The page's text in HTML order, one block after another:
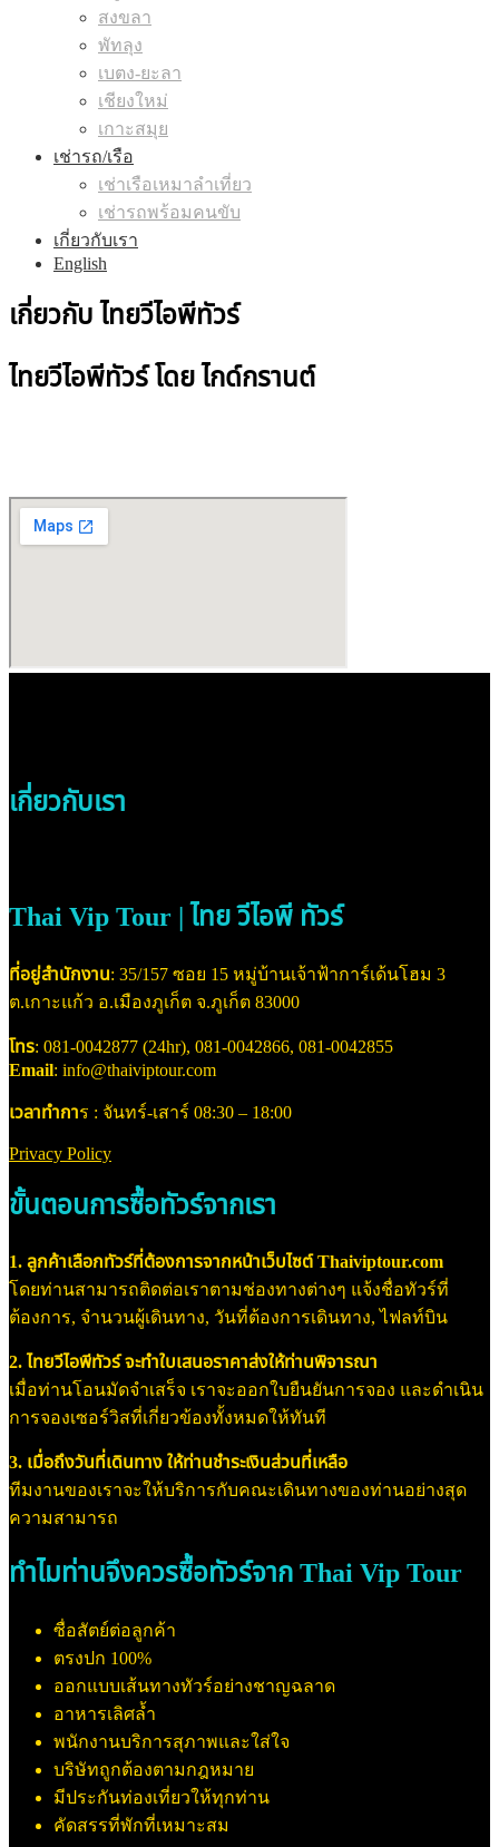
สงขลา
พัทลุง
เบตง-ยะลา
เชียงใหม่
เกาะสมุย
เช่ารถ/เรือ
เช่าเรือเหมาลำเที่ยว
เช่ารถพร้อมคนขับ
เกี่ยวกับเรา
English
เกี่ยวกับ ไทยวีไอพีทัวร์
ไทยวีไอพีทัวร์ โดย ไกด์กรานต์
เกี่ยวกับเรา
Thai Vip Tour | ไทย วีไอพี ทัวร์
ที่อยู่สำนักงาน: 35/157 ซอย 15 หมู่บ้านเจ้าฟ้าการ์เด้นโฮม 3
ต.เกาะแก้ว อ.เมืองภูเก็ต จ.ภูเก็ต 83000
โทร: 081-0042877 (24hr), 081-0042866, 081-0042855
Email: info@thaiviptour.com
เวลาทำการ : จันทร์-เสาร์ 08:30 – 18:00
Privacy Policy
ขั้นตอนการซื้อทัวร์จากเรา
1. ลูกค้าเลือกทัวร์ที่ต้องการจากหน้าเว็บไซต์ Thaiviptour.com
โดยท่านสามารถติดต่อเราตามช่องทางต่างๆ แจ้งชื่อทัวร์ที่
ต้องการ, จำนวนผู้เดินทาง, วันที่ต้องการเดินทาง, ไฟลท์บิน
2. ไทยวีไอพีทัวร์ จะทำใบเสนอราคาส่งให้ท่านพิจารณา
เมื่อท่านโอนมัดจำเสร็จ เราจะออกใบยืนยันการจอง และดำเนิน
การจองเซอร์วิสที่เกี่ยวข้องทั้งหมดให้ทันที
3. เมื่อถึงวันที่เดินทาง ให้ท่านชำระเงินส่วนที่เหลือ
ทีมงานของเราจะให้บริการกับคณะเดินทางของท่านอย่างสุด
ความสามารถ
ทำไมท่านจึงควรซื้อทัวร์จาก Thai Vip Tour
ซื่อสัตย์ต่อลูกค้า
ตรงปก 100%
ออกแบบเส้นทางทัวร์อย่างชาญฉลาด
อาหารเลิศล้ำ
พนักงานบริการสุภาพและใส่ใจ
บริษัทถูกต้องตามกฎหมาย
มีประกันท่องเที่ยวให้ทุกท่าน
คัดสรรที่พักที่เหมาะสม